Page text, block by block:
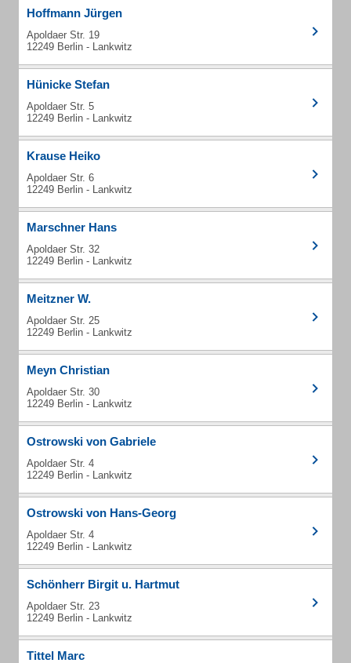
Hoffmann Jürgen
Apoldaer Str. 19
12249 Berlin - Lankwitz
Hünicke Stefan
Apoldaer Str. 5
12249 Berlin - Lankwitz
Krause Heiko
Apoldaer Str. 6
12249 Berlin - Lankwitz
Marschner Hans
Apoldaer Str. 32
12249 Berlin - Lankwitz
Meitzner W.
Apoldaer Str. 25
12249 Berlin - Lankwitz
Meyn Christian
Apoldaer Str. 30
12249 Berlin - Lankwitz
Ostrowski von Gabriele
Apoldaer Str. 4
12249 Berlin - Lankwitz
Ostrowski von Hans-Georg
Apoldaer Str. 4
12249 Berlin - Lankwitz
Schönherr Birgit u. Hartmut
Apoldaer Str. 23
12249 Berlin - Lankwitz
Tittel Marc